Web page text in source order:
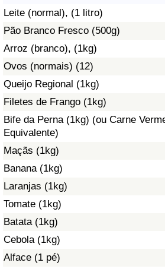
Leite (normal), (1 litro)
Pão Branco Fresco (500g)
Arroz (branco), (1kg)
Ovos (normais) (12)
Queijo Regional (1kg)
Filetes de Frango (1kg)
Bife da Perna (1kg) (ou Carne
Equivalente)
Maçãs (1kg)
Banana (1kg)
Laranjas (1kg)
Tomate (1kg)
Batata (1kg)
Cebola (1kg)
Alface (1 pé)
Saúde
Indicador de Saúde (Atual)
Indicador de Saúde
Indicador de Saúde por País
Poluição
Índice de poluição
Indicador de Poluição por País
Trânsito